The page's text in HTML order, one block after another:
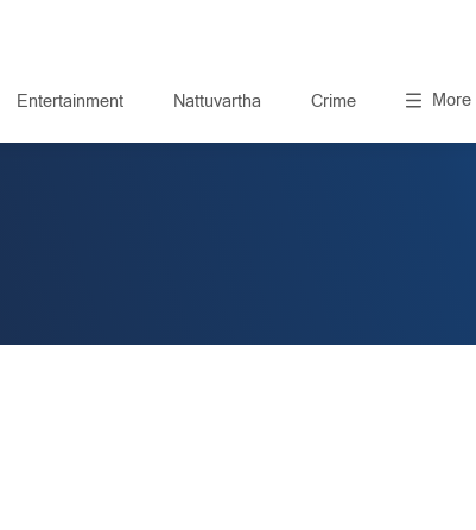
Entertainment Nattuvartha Crime More